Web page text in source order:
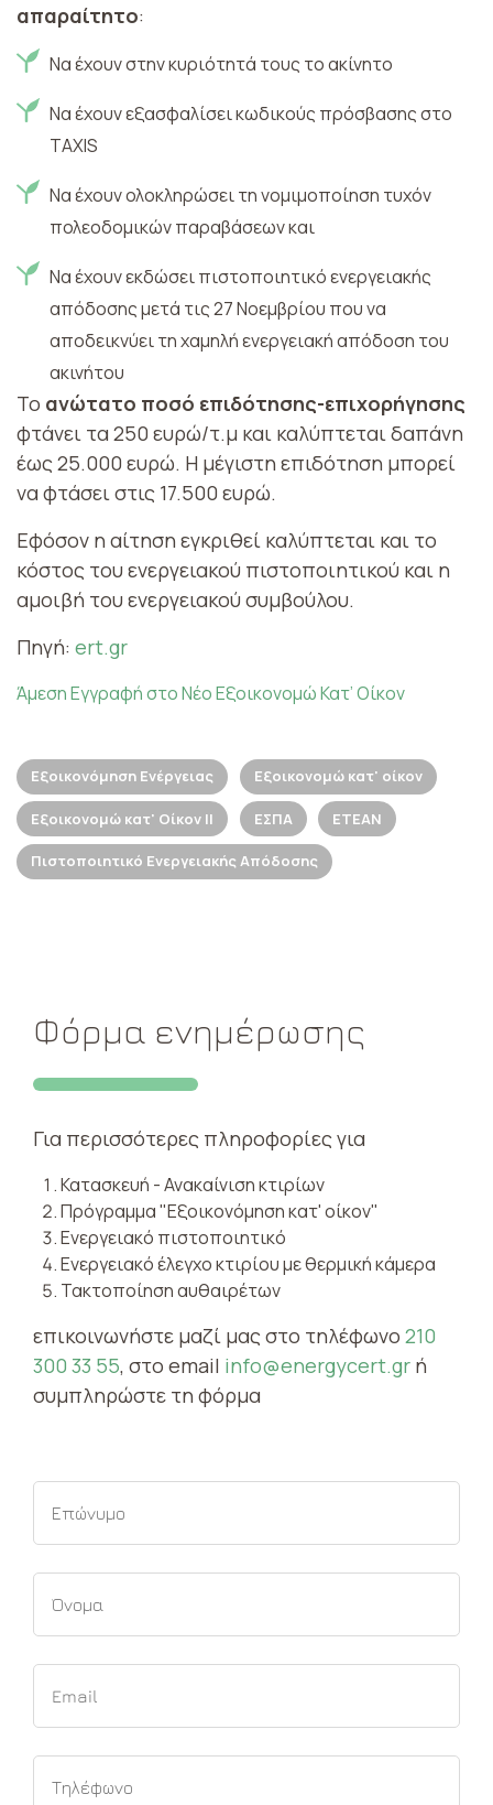
απαραίτητο:
Να έχουν στην κυριότητά τους το ακίνητο
Να έχουν εξασφαλίσει κωδικούς πρόσβασης στο
TAXIS
Nα έχουν ολοκληρώσει τη νομιμοποίηση τυχόν
πολεοδομικών παραβάσεων και
Nα έχουν εκδώσει πιστοποιητικό ενεργειακής
απόδοσης μετά τις 27 Νοεμβρίου που να
αποδεικνύει τη χαμηλή ενεργειακή απόδοση του
ακινήτου
Το ανώτατο ποσό επιδότησης-επιχορήγησης
φτάνει τα 250 ευρώ/τ.μ και καλύπτεται δαπάνη
έως 25.000 ευρώ. Η μέγιστη επιδότηση μπορεί
να φτάσει στις 17.500 ευρώ.
Εφόσον η αίτηση εγκριθεί καλύπτεται και το
κόστος του ενεργειακού πιστοποιητικού και η
αμοιβή του ενεργειακού συμβούλου.
Πηγή: ert.gr
Άμεση Εγγραφή στο Νέο Εξοικονομώ Κατ’ Οίκον
Εξοικονόμηση Ενέργειας Εξοικονομώ κατ' οίκον
Εξοικονομώ κατ' Οίκον ΙΙ ΕΣΠΑ ΕΤΕΑΝ
Πιστοποιητικό Ενεργειακής Απόδοσης
Φόρμα ενημέρωσης
Για περισσότερες πληροφορίες για
Κατασκευή - Ανακαίνιση κτιρίων
Πρόγραμμα "Εξοικονόμηση κατ' οίκον"
Ενεργειακό πιστοποιητικό
Ενεργειακό έλεγχο κτιρίου με θερμική κάμερα
Τακτοποίηση αυθαιρέτων
επικοινωνήστε μαζί μας στο τηλέφωνο 210
300 33 55, στο email info@energycert.gr ή
συμπληρώστε τη φόρμα